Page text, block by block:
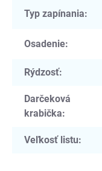
Typ zapínania:
Osadenie:
Rýdzosť:
Darčeková
krabička:
Veľkosť listu: